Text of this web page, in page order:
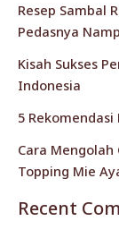
Resep Sambal
Pedasnya
Kisah Sukses
Indonesia
5 Rekomendasi
Cara
Topping Mie
Recent